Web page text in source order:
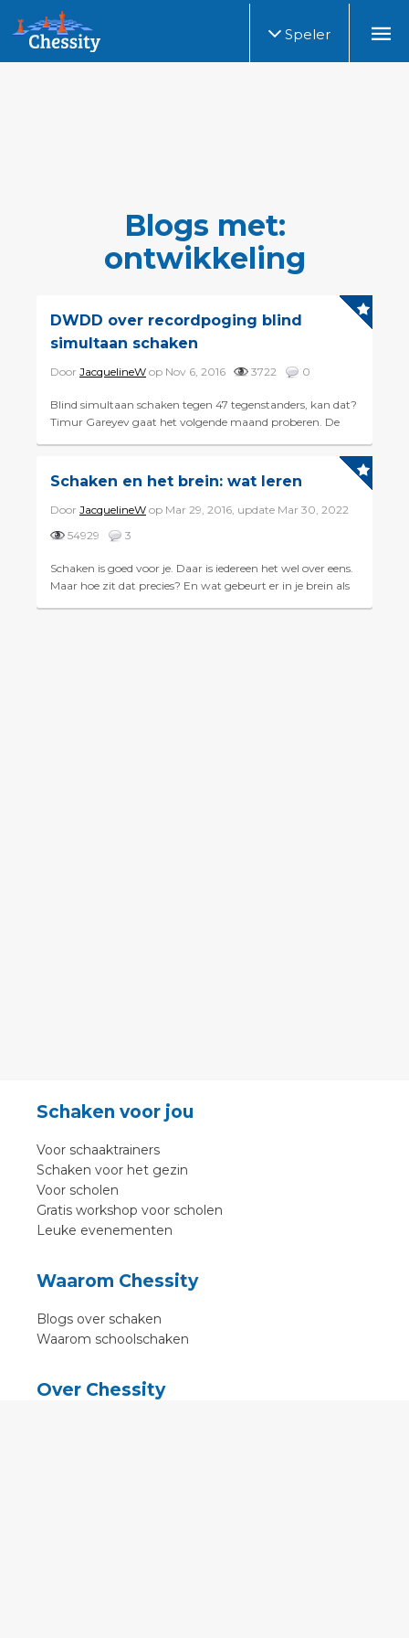
Speler
Blogs met:
ontwikkeling
DWDD over recordpoging blind
simultaan schaken
Door JacquelineW op Nov 6, 2016 3722 0
Blind simultaan schaken tegen 47 tegenstanders, kan dat?
Timur Gareyev gaat het volgende maand proberen. De
Schaken en het brein: wat leren
Door JacquelineW op Mar 29, 2016, update Mar 30, 2022
54929
3
Schaken is goed voor je. Daar is iedereen het wel over eens.
Maar hoe zit dat precies? En wat gebeurt er in je brein als
Schaken voor jou
Voor schaaktrainers
Schaken voor het gezin
Voor scholen
Gratis workshop voor scholen
Leuke evenementen
Waarom Chessity
Blogs over schaken
Waarom schoolschaken
Over Chessity